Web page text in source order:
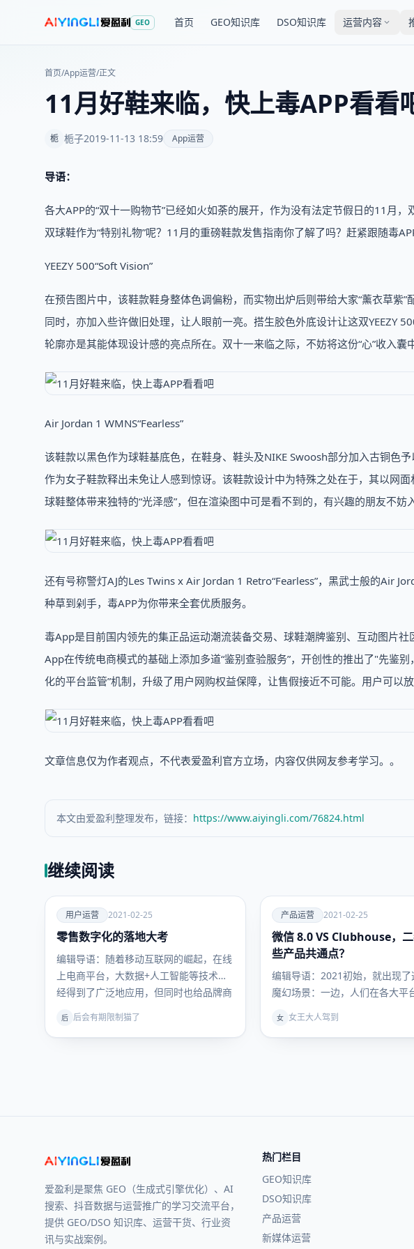
GEO 首页 GEO知识库 DSO知识库 运营内容
首页/App运营/正文
11月好鞋来临，快上毒APP看看
栀 栀子2019-11-13 18:59 App运营
导语：
各大APP的“双十一购物节”已经如火如荼的展开，作为没有法定节假日的11月
双球鞋作为“特别礼物”呢？11月的重磅鞋款发售指南你了解了吗？赶紧跟随毒
YEEZY 500“Soft Vision”
在预告图片中，该鞋款鞋身整体色调偏粉，而实物出炉后则带给大家“薰衣草紫
同时，亦加入些许做旧处理，让人眼前一亮。搭生胶色外底设计让这双YEEZY
轮廓亦是其能体现设计感的亮点所在。双十一来临之际，不妨将这份“心”收入囊
Air Jordan 1 WMNS“Fearless”
该鞋款以黑色作为球鞋基底色，在鞋身、鞋头及NIKE Swoosh部分加入古铜色
作为女子鞋款释出未免让人感到惊讶。该鞋款设计中为特殊之处在于，其以网
球鞋整体带来独特的“光泽感”，但在渲染图中可是看不到的，有兴趣的朋友不妨
还有号称警灯AJ的Les Twins x Air Jordan 1 Retro“Fearless”，黑武士般的Air
种草到剁手，毒APP为你带来全套优质服务。
毒App是目前国内领先的集正品运动潮流装备交易、球鞋潮牌鉴别、互动图片
App在传统电商模式的基础上添加多道“鉴别查验服务”，开创性的推出了"先鉴
化的平台监管”机制，升级了用户网购权益保障，让售假接近不可能。用户可以
文章信息仅为作者观点，不代表爱盈利官方立场，内容仅供网友参考学习。。
本文由爱盈利整理发布，链接： https://www.aiyingli.com/76824.html
继续阅读
爱
用户运
营
用户运营 2021-02-25
零售数字化的落地大考
编辑导语：随着移动互联网的崛起，在线
上电商平台，大数据+人工智能等技术已
经得到了广泛地应用，但同时也给品牌商
后 后会有期限制猫了
爱
产品运
营
产品运营 2021-02-25
微信 8.0 VS Clubhouse，
些产品共通点？
编辑导语：2021初始，就出现了
魔幻场景：一边，人们在各大平
女 女王大人驾到
爱盈利是聚焦 GEO（生成式引擎优化）、AI
搜索、抖音数据与运营推广的学习交流平台，
提供 GEO/DSO 知识库、运营干货、行业资
讯与实战案例。
热门栏目
GEO知识库
DSO知识库
产品运营
新媒体运营